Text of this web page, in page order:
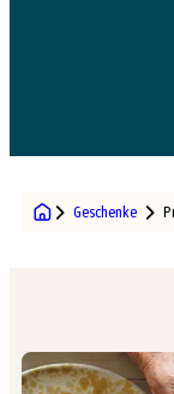
Geschenke